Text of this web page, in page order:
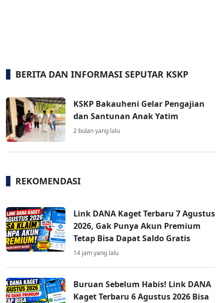
BERITA DAN INFORMASI SEPUTAR KSKP
KSKP Bakauheni Gelar Pengajian
dan Santunan Anak Yatim
2 bulan yang lalu
REKOMENDASI
Link DANA Kaget Terbaru 7 Agustus
2026, Gak Punya Akun Premium
Tetap Bisa Dapat Saldo Gratis
14 jam yang lalu
Buruan Sebelum Habis! Link DANA
Kaget Terbaru 6 Agustus 2026 Bisa